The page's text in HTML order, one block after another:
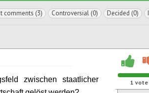
comments (3) Controversial (0) Decided (0)
zwischen staatlicher
1 vote